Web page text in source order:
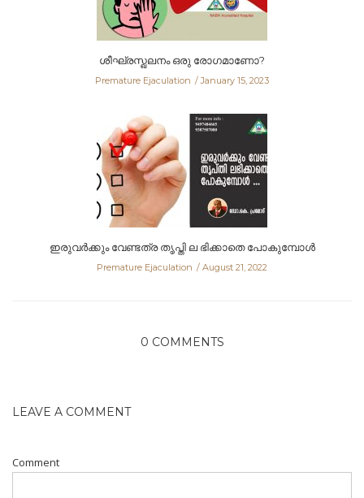
ശീഘ്രസ്ഖലനം ഒരു രോഗമാണോ?
Premature Ejaculation January 15, 2023
ഇരുവർക്കും വേണ്ടത്ര തൃപ്തി ല ഭിക്കാതെ പോകുമ്പോള്‍
Premature Ejaculation August 21, 2022
0 COMMENTS
LEAVE A COMMENT
Comment